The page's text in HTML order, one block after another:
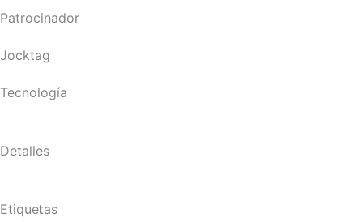
Patrocinador
Jocktag
Tecnología
Detalles
Etiquetas